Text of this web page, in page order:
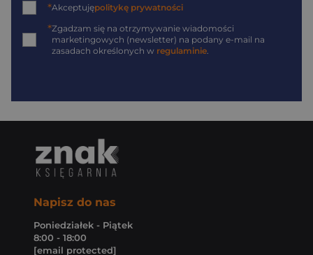
*Akceptujępolitykę prywatności
*Zgadzam się na otrzymywanie wiadomości
marketingowych (newsletter) na podany e-mail na
zasadach określonych w regulaminie
Napisz do nas
Poniedziałek - Piątek
8:00 - 18:00
[email protected]